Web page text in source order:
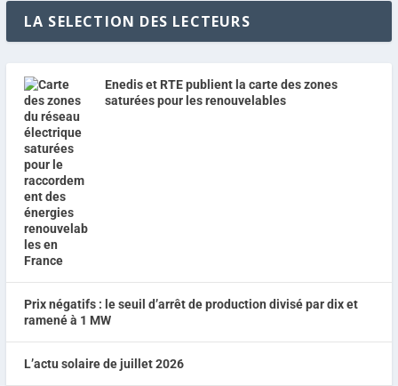
LA SELECTION DES LECTEURS
Enedis et RTE publient la carte des zones
saturées pour les renouvelables
Prix négatifs : le seuil d’arrêt de production divisé par dix et
ramené à 1 MW
L’actu solaire de juillet 2026